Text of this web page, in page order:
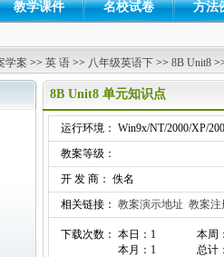
教学课件 名校试卷 方法
学案 >> 英 语 >> 八年级英语下 >> 8B Unit8
8B Unit8 单元知识点
运行环境： Win9x/NT/2000/XP/
教案等级：
开 发 商： 佚名
相关链接： 教案演示地址 教案注
下载次数： 本日：1
本月：1
本周
总计